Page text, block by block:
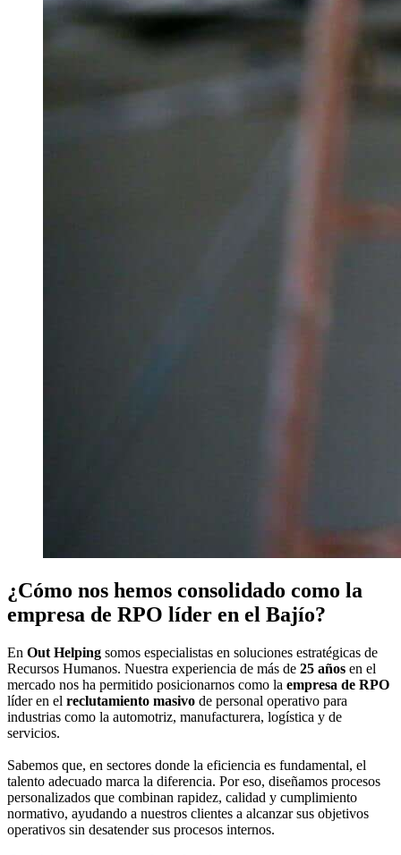
¿Cómo nos hemos consolidado como la
empresa de RPO líder en el Bajío?
En Out Helping somos especialistas en soluciones estratégicas de
Recursos Humanos. Nuestra experiencia de más de 25 años en el
mercado nos ha permitido posicionarnos como la empresa de RPO
líder en el reclutamiento masivo de personal operativo para
industrias como la automotriz, manufacturera, logística y de
servicios.
Sabemos que, en sectores donde la eficiencia es fundamental, el
talento adecuado marca la diferencia. Por eso, diseñamos procesos
personalizados que combinan rapidez, calidad y cumplimiento
normativo, ayudando a nuestros clientes a alcanzar sus objetivos
operativos sin desatender sus procesos internos.